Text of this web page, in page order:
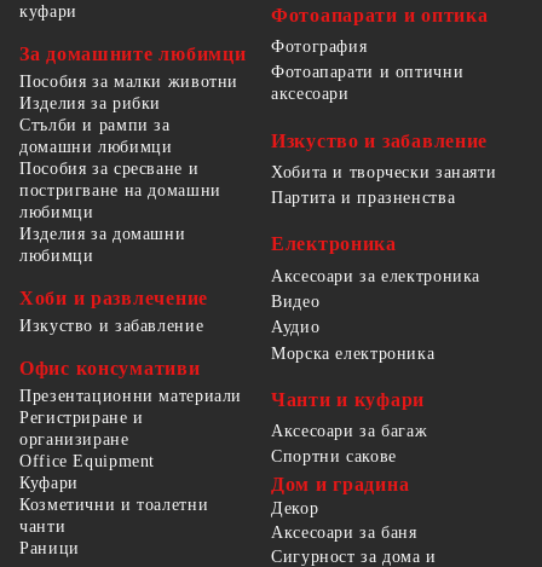
куфари
За домашните любимци
Пособия за малки животни
Изделия за рибки
Стълби и рампи за
домашни любимци
Пособия за сресване и
постригване на домашни
любимци
Изделия за домашни
любимци
Хоби и развлечение
Изкуство и забавление
Офис консумативи
Презентационни материали
Регистриране и
организиране
Office Equipment
Фотоапарати и оптика
Фотография
Фотоапарати и оптични
аксесоари
Изкуство и забавление
Хобита и творчески занаяти
Партита и празненства
Електроника
Аксесоари за електроника
Видео
Аудио
Морска електроника
Чанти и куфари
Аксесоари за багаж
Спортни сакове
Куфари
Козметични и тоалетни
чанти
Раници
Дом и градина
Декор
Аксесоари за баня
Сигурност за дома и